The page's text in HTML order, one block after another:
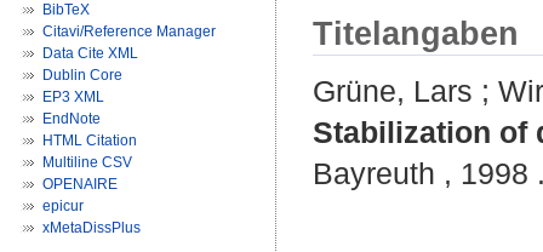
BibTeX
Citavi/Reference Manager
Data Cite XML
Dublin Core
EP3 XML
EndNote
HTML Citation
Multiline CSV
OPENAIRE
epicur
xMetaDissPlus
Titelangaben
Grüne, Lars ;
Stabilization of
Bayreuth , 1998